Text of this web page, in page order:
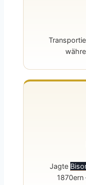
Jagte
1870ern